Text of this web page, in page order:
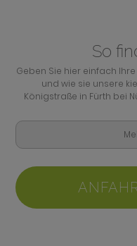
So
Geben Sie hier einfach
und wie sie unsere
Königstraße in Fürth bei